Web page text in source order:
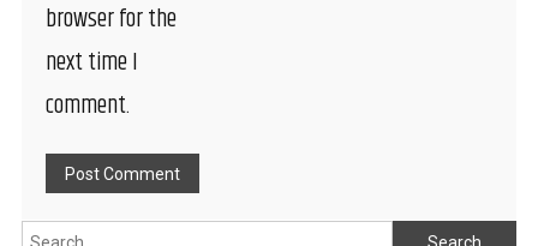
browser for the
next time I
comment.
Search